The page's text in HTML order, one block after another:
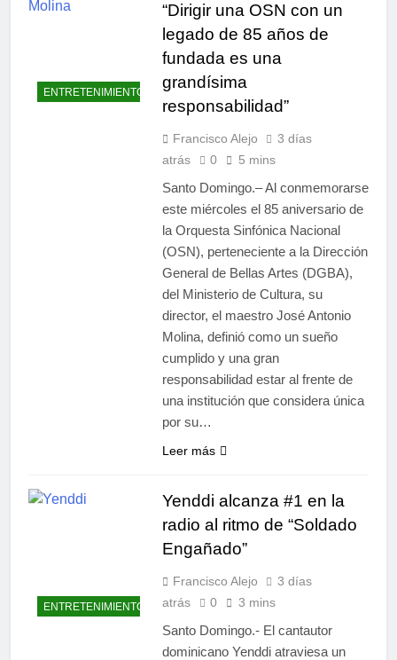
ENTRETENIMIENTO
“Dirigir una OSN con un
legado de 85 años de
fundada es una
grandísima
responsabilidad”
Francisco Alejo
3 días
atrás
0 5 mins
Santo Domingo.– Al conmemorarse
este miércoles el 85 aniversario de
la Orquesta Sinfónica Nacional
(OSN), perteneciente a la Dirección
General de Bellas Artes (DGBA),
del Ministerio de Cultura, su
director, el maestro José Antonio
Molina, definió como un sueño
cumplido y una gran
responsabilidad estar al frente de
una institución que considera única
por su…
Leer más
ENTRETENIMIENTO
Yenddi alcanza #1 en la
radio al ritmo de “Soldado
Engañado”
Francisco Alejo
3 días
atrás
0 3 mins
Santo Domingo.- El cantautor
dominicano Yenddi atraviesa un